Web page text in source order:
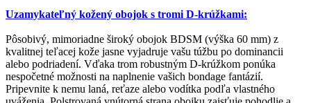
Uzamykateľný kožený obojok s tromi D-krúžkami:
Pôsobivý, mimoriadne široký obojok BDSM (výška 60 mm) z
kvalitnej teľacej kože jasne vyjadruje vašu túžbu po dominancii
alebo podriadení. Vďaka trom robustným D-krúžkom ponúka
nespočetné možnosti na naplnenie vašich bondage fantázií.
Pripevnite k nemu laná, reťaze alebo vodítka podľa vlastného